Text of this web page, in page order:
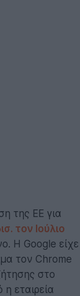
της ΕΕ για
τον Ιούλιο
Η Google είχε
τον Chrome
στο
εταιρεία